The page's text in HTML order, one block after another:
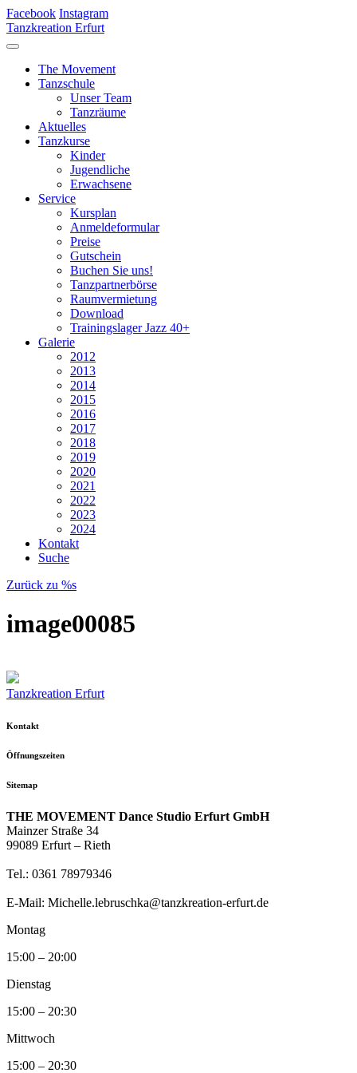
Facebook Instagram
Tanzkreation Erfurt
The Movement
Tanzschule
Unser Team
Tanzräume
Aktuelles
Tanzkurse
Kinder
Jugendliche
Erwachsene
Service
Kursplan
Anmeldeformular
Preise
Gutschein
Buchen Sie uns!
Tanzpartnerbörse
Raumvermietung
Download
Trainingslager Jazz 40+
Galerie
2012
2013
2014
2015
2016
2017
2018
2019
2020
2021
2022
2023
2024
Kontakt
Suche
Zurück zu %s
image00085
Tanzkreation Erfurt
Kontakt
Öffnungszeiten
Sitemap
THE MOVEMENT Dance Studio Erfurt GmbH
Mainzer Straße 34
99089 Erfurt – Rieth
Tel.: 0361 78979346
E-Mail: Michelle.lebruschka@tanzkreation-erfurt.de
Montag
15:00 – 20:00
Dienstag
15:00 – 20:30
Mittwoch
15:00 – 20:30